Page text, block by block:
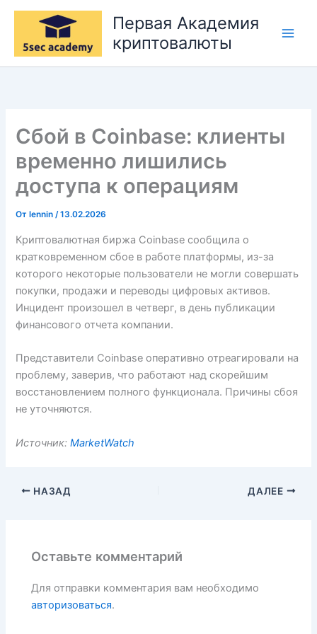
Перейти
содержимому
Первая Академия
криптовалюты
Сбой в Coinbase: клиенты
временно лишились
доступа к операциям
От lennin/13.02.2026
Криптовалютная биржа Coinbase сообщила о
кратковременном сбое в работе платформы, из-за
которого некоторые пользователи не могли совершать
покупки, продажи и переводы цифровых активов.
Инцидент произошел в четверг, в день публикации
финансового отчета компании.
Представители Coinbase оперативно отреагировали на
проблему, заверив, что работают над скорейшим
восстановлением полного функционала. Причины сбоя
не уточняются.
Источник:MarketWatch
НАЗАД ДАЛЕЕ
Оставьте комментарий
Для отправки комментария вам необходимо
авторизоваться.